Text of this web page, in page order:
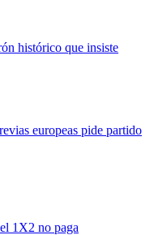
histórico que insiste
europeas pide partido
1X2 no paga